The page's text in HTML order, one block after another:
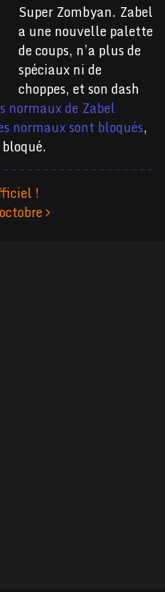
Super Zombyan. Zabel
a une nouvelle palette
de coups, n’a plus de
spéciaux ni de
choppes, et son dash
normaux de Zabel
normaux sont bloqués,
!